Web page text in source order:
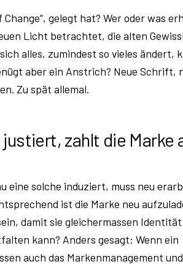
gelegt hat? Wer oder was
Licht betrachtet, die alten
alles, zumindest so vieles ändert,
aber ein Anstrich? Neue Schrift,
Zu spät allemal.
zahlt die Marke
eine solche induziert, muss neu
ist die Marke neu
damit sie gleichermassen
kann? Anders gesagt: Wenn ein
auch das Markenmanagement